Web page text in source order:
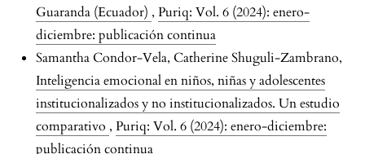
Guaranda (Ecuador) , Puriq: Vol. 6 (2024): enero-
diciembre: publicación continua
Samantha Condor-Vela, Catherine Shuguli-Zambrano,
Inteligencia emocional en niños, niñas y adolescentes
institucionalizados y no institucionalizados. Un estudio
comparativo , Puriq: Vol. 6 (2024): enero-diciembre:
publicación continua